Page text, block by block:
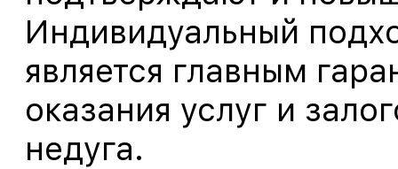
Индивидуальный
является главным
оказания услуг и
недуга.